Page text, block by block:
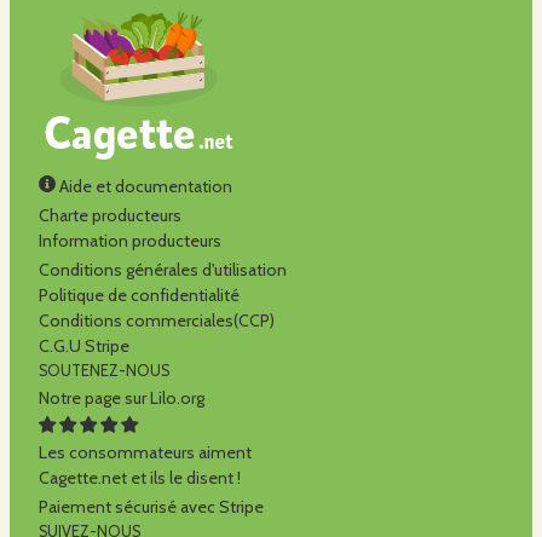
Aide et documentation
Charte producteurs
Information producteurs
Conditions générales d'utilisation
Politique de confidentialité
Conditions commerciales(CCP)
C.G.U Stripe
SOUTENEZ-NOUS
Notre page sur Lilo.org
Les consommateurs aiment
Cagette.net et ils le disent !
Paiement sécurisé avec Stripe
SUIVEZ-NOUS